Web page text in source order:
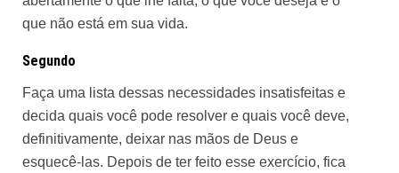
que não está em sua vida.
Segundo
Faça uma lista dessas necessidades insatisfeitas e
decida quais você pode resolver e quais você deve,
definitivamente, deixar nas mãos de Deus e
esquecê-las. Depois de ter feito esse exercício, fica